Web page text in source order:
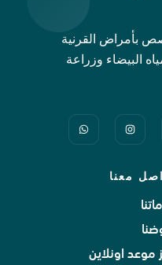
بأمراض القرنية
البيضاء وزراعة
معنا
موعد اونلاين